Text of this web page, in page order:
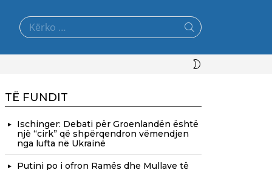
Search
for:
TË FUNDIT
Ischinger: Debati për Groenlandën është
një “cirk” që shpërqendron vëmendjen
nga lufta në Ukrainë
Putini po i ofron Ramës dhe Mullave të